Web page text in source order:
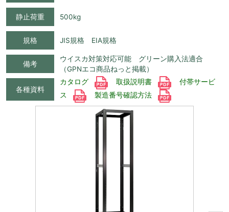
静止荷重 500kg
規格 JIS規格 EIA規格
備考
ウイスカ対策対応可能 グリーン購入法適合
（GPNエコ商品ねっと掲載）
各種資料
カタログ 取扱説明書
付帯サービ
ス
製造番号確認方法